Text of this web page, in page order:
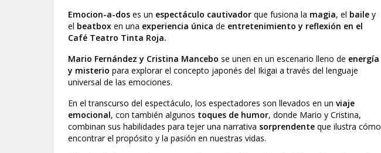
Emocion-a-dos es un espectáculo cautivador que fusiona la magia, el baile y
el beatbox en una experiencia única de entretenimiento y reflexión en el
Café Teatro Tinta Roja.
Mario Fernández y Cristina Mancebo se unen en un escenario lleno de energía
y misterio para explorar el concepto japonés del Ikigai a través del lenguaje
universal de las emociones.
En el transcurso del espectáculo, los espectadores son llevados en un viaje
emocional, con también algunos toques de humor, donde Mario y Cristina,
combinan sus habilidades para tejer una narrativa sorprendente que ilustra cómo
encontrar el propósito y la pasión en nuestras vidas.